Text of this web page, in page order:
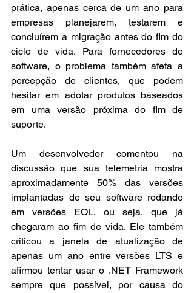
prática, apenas cerca de um ano para
empresas planejarem, testarem e
concluírem a migração antes do fim do
ciclo de vida. Para fornecedores de
software, o problema também afeta a
percepção de clientes, que podem
hesitar em adotar produtos baseados
em uma versão próxima do fim de
suporte.
Um desenvolvedor comentou na
discussão que sua telemetria mostra
aproximadamente 50% das versões
implantadas de seu software rodando
em versões EOL, ou seja, que já
chegaram ao fim de vida. Ele também
criticou a janela de atualização de
apenas um ano entre versões LTS e
afirmou tentar usar o .NET Framework
sempre que possível, por causa do